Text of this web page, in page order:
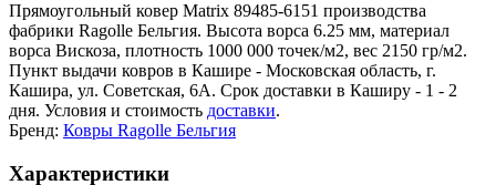
Прямоугольный ковер Matrix 89485-6151 производства
фабрики Ragolle Бельгия. Высота ворса 6.25 мм, материал
ворса Вискоза, плотность 1000 000 точек/м2, вес 2150 гр/м2.
Пункт выдачи ковров в Кашире - Московская область, г.
Кашира, ул. Советская, 6А. Срок доставки в Каширу - 1 - 2
дня. Условия и стоимость доставки.
Бренд: Ковры Ragolle Бельгия
Характеристики